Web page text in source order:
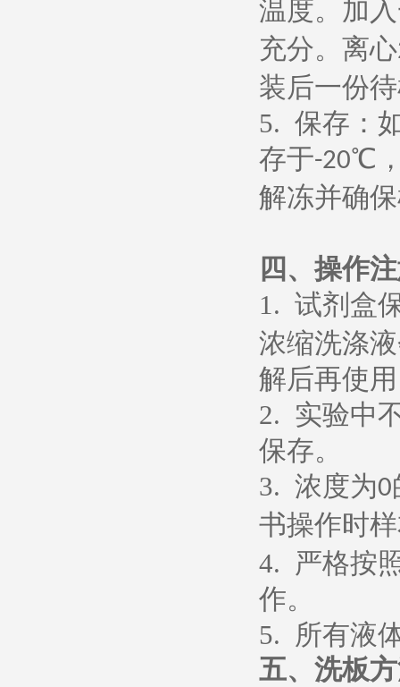
温度。加
充分。离心
装后一份
5. 保存：
存于-20℃
解冻并确
四、操作
1. 试剂盒
浓缩洗涤
解后再使
2. 实验中
保存。
3. 浓度为0
书操作时
4. 严格按
作。
5. 所有液
五、 洗板